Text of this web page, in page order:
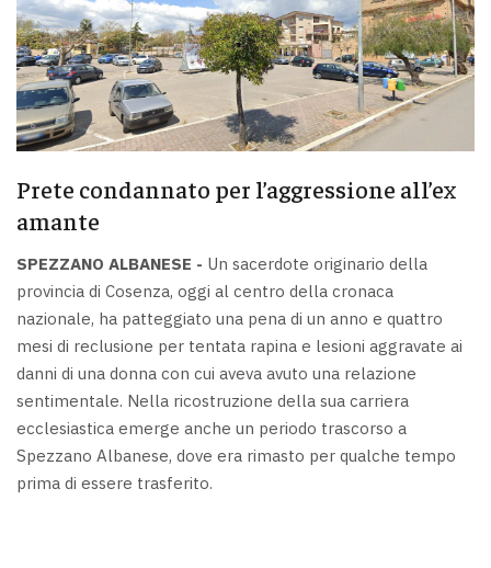
Prete condannato per l’aggressione all’ex
amante
SPEZZANO ALBANESE - Un sacerdote originario della
provincia di Cosenza, oggi al centro della cronaca
nazionale, ha patteggiato una pena di un anno e quattro
mesi di reclusione per tentata rapina e lesioni aggravate ai
danni di una donna con cui aveva avuto una relazione
sentimentale. Nella ricostruzione della sua carriera
ecclesiastica emerge anche un periodo trascorso a
Spezzano Albanese, dove era rimasto per qualche tempo
prima di essere trasferito.